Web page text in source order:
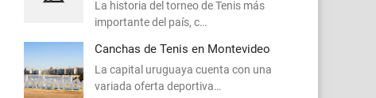
La historia del torneo de Tenis más
importante del país, c…
Canchas de Tenis en Montevideo
La capital uruguaya cuenta con una
variada oferta deportiva…